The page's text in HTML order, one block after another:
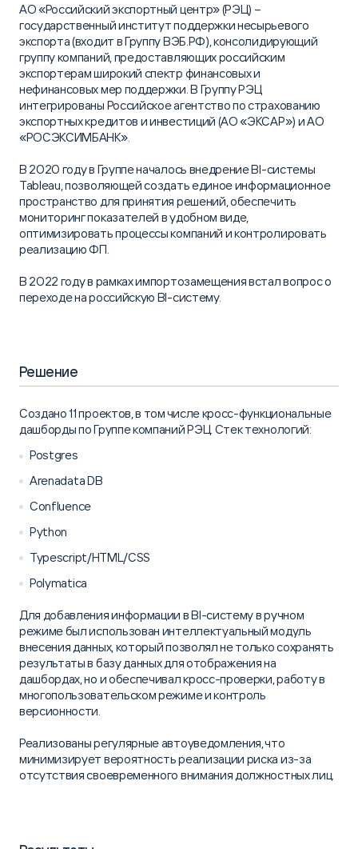
АО «Российский экспортный центр» (РЭЦ) –
государственный институт поддержки несырьевого
экспорта (входит в Группу ВЭБ.РФ), консолидирующий
группу компаний, предоставляющих российским
экспортерам широкий спектр финансовых и
нефинансовых мер поддержки. В Группу РЭЦ
интегрированы Российское агентство по страхованию
экспортных кредитов и инвестиций (АО «ЭКСАР») и АО
«РОСЭКСИМБАНК».
В 2020 году в Группе началось внедрение BI-системы
Tableau, позволяющей создать единое информационное
пространство для принятия решений, обеспечить
мониторинг показателей в удобном виде,
оптимизировать процессы компаний и контролировать
реализацию ФП.
В 2022 году в рамках импортозамещения встал вопрос о
переходе на российскую BI-систему.
Решение
Cоздано 11 проектов, в том числе кросс-функциональные
дашборды по Группе компаний РЭЦ. Стек технологий:
Postgres
Arenadata DB
Confluence
Python
Typescript/HTML/CSS
Polymatica
Для добавления информации в BI-систему в ручном
режиме был использован интеллектуальный модуль
внесения данных, который позволял не только сохранять
результаты в базу данных для отображения на
дашбордах, но и обеспечивал кросс-проверки, работу в
многопользовательском режиме и контроль
версионности.
Реализованы регулярные автоуведомления, что
минимизирует вероятность реализации риска из-за
отсутствия своевременного внимания должностных лиц.